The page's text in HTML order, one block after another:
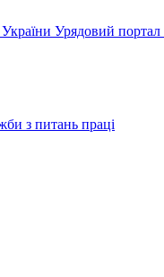
Урядовий портал
з питань праці